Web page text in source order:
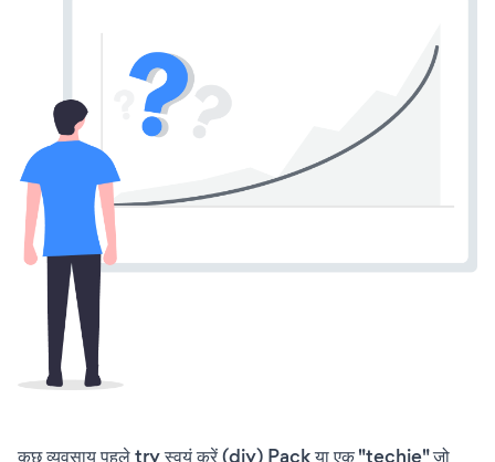
कुछ व्यवसाय पहले try स्वयं करें (diy) Pack या एक "techie" जो